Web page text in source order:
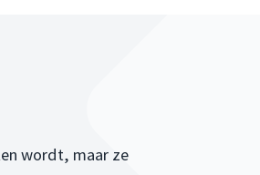
wordt, maar ze